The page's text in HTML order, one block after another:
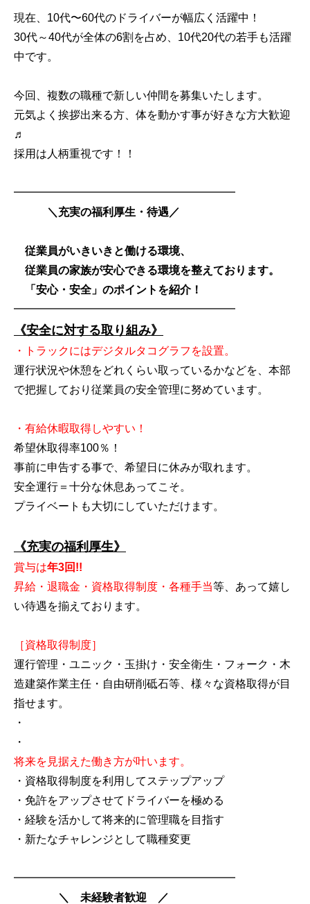
現在、10代〜60代のドライバーが幅広く活躍中！
30代～40代が全体の6割を占め、10代20代の若手も活躍
中です。
今回、複数の職種で新しい仲間を募集いたします。
元気よく挨拶出来る方、体を動かす事が好きな方大歓迎
♬
採用は人柄重視です！！
━━━━━━━━━━━━━━━━━━━━
＼充実の福利厚生・待遇／
従業員がいきいきと働ける環境、
従業員の家族が安心できる環境を整えております。
「安心・安全」のポイントを紹介！
━━━━━━━━━━━━━━━━━━━━
《安全に対する取り組み》
・トラックにはデジタルタコグラフを設置。
運行状況や休憩をどれくらい取っているかなどを、本部
で把握しており従業員の安全管理に努めています。
・有給休暇取得しやすい！
希望休取得率100％！
事前に申告する事で、希望日に休みが取れます。
安全運行＝十分な休息あってこそ。
プライベートも大切にしていただけます。
《充実の福利厚生》
賞与は年3回!!
昇給・退職金・資格取得制度・各種手当等、あって嬉し
い待遇を揃えております。
［資格取得制度］
運行管理・ユニック・玉掛け・安全衛生・フォーク・木
造建築作業主任・自由研削砥石等、様々な資格取得が目
指せます。
・
・
将来を見据えた働き方が叶います。
・資格取得制度を利用してステップアップ
・免許をアップさせてドライバーを極める
・経験を活かして将来的に管理職を目指す
・新たなチャレンジとして職種変更
━━━━━━━━━━━━━━━━━━━━
＼ 未経験者歓迎 ／